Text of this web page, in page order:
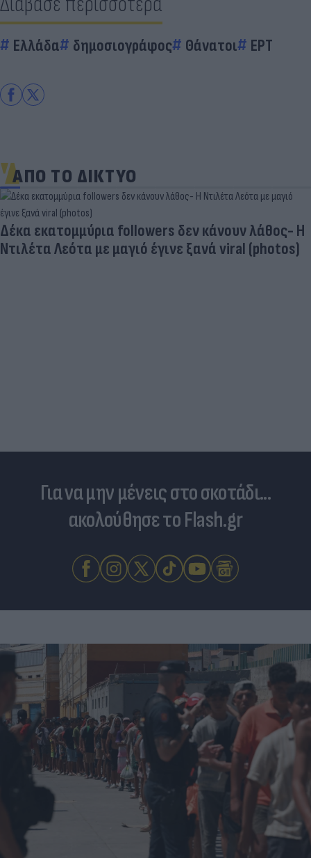
Ελλάδα δημοσιογράφος Θάνατοι ΕΡΤ
ΑΠΟ ΤΟ ΔΙΚΤΥΟ
Δέκα εκατομμύρια followers δεν κάνουν λάθος- Η
Ντιλέτα Λεότα με μαγιό έγινε ξανά viral (photos)
Για να μην μένεις στο σκοτάδι...
ακολούθησε το Flash.gr